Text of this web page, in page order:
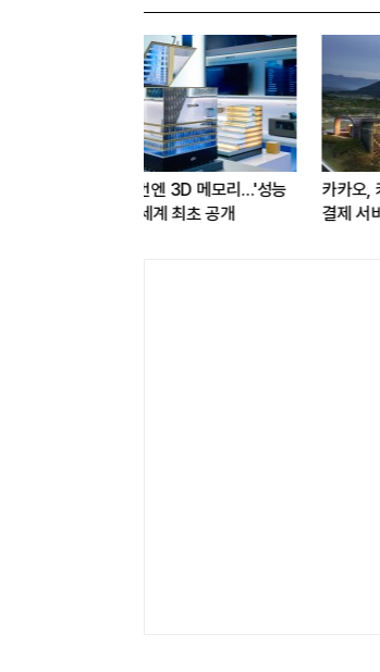
카카오, 카톡서 AI 에이전트로 주문·
결제 서비스 추진…쿠팡이츠와 첫